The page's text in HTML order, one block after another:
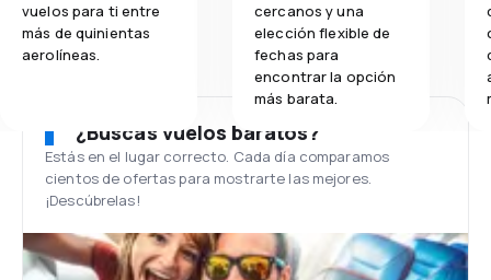
vuelos para ti entre
más de quinientas
aerolíneas.
cercanos y una
elección flexible de
fechas para
encontrar la opción
más barata.
¿Buscas vuelos baratos?
Estás en el lugar correcto. Cada día comparamos
cientos de ofertas para mostrarte las mejores.
¡Descúbrelas!